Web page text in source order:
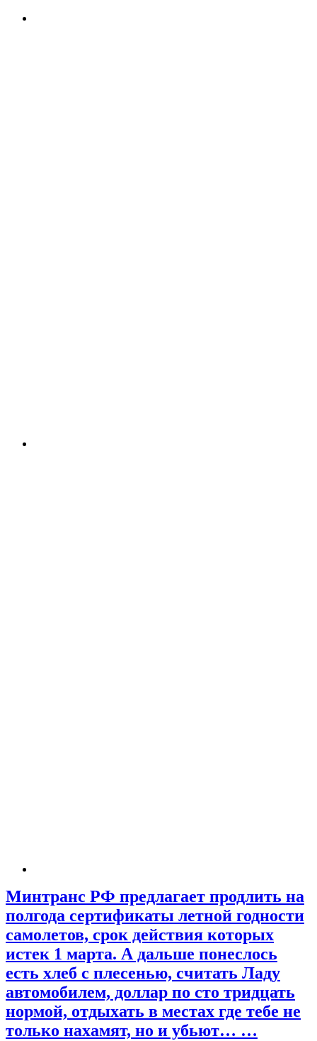
Минтранс РФ предлагает продлить на
полгода сертификаты летной годности
самолетов, срок действия которых
истек 1 марта. А дальше понеслось
есть хлеб с плесенью, считать Ладу
автомобилем, доллар по сто тридцать
нормой, отдыхать в местах где тебе не
только нахамят, но и убьют… …